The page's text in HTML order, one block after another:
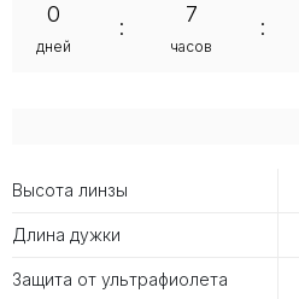
Высота линзы
Длина дужки
Защита от ультрафиолета
0
дней
:
7
часов
: